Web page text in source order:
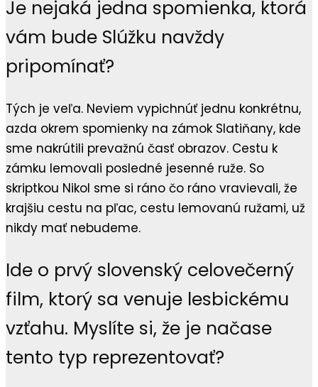
Je nejaká jedna spomienka, ktorá
vám bude Slúžku navždy
pripomínať?
Tých je veľa. Neviem vypichnúť jednu konkrétnu,
azda okrem spomienky na zámok Slatiňany, kde
sme nakrútili prevažnú časť obrazov. Cestu k
zámku lemovali posledné jesenné ruže. So
skriptkou Nikol sme si ráno čo ráno vravievali, že
krajšiu cestu na pľac, cestu lemovanú ružami, už
nikdy mať nebudeme.
Ide o prvý slovenský celovečerný
film, ktorý sa venuje lesbickému
vzťahu. Myslíte si, že je načase
tento typ reprezentovať?